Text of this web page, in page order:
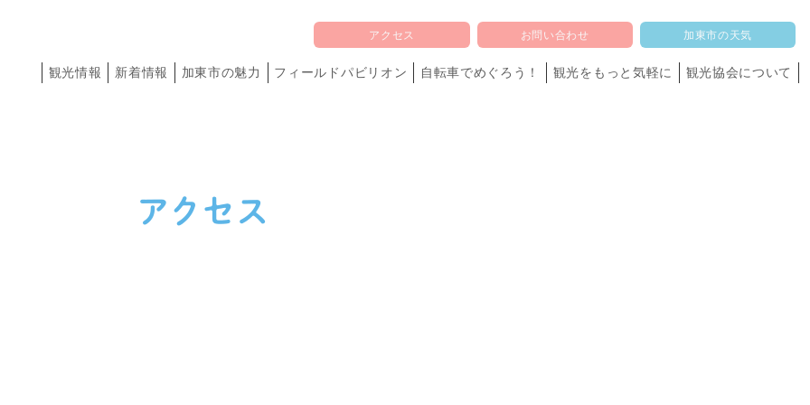
アクセス お問い合わせ 加東市の天気
観光情報 新着情報 加東市の魅力 フィールドパビリオン 自転車でめぐろう！ 観光をもっと気軽に 観光協会について
アクセス